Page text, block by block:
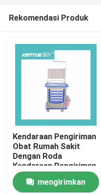
Rumah
Rekomendasi Produk
Kendaraan Pengiriman
Obat Rumah Sakit
Dengan Roda
Kendaraan Pengiriman
Obat Biru
mengirimkan